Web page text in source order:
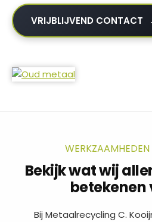
VRIJBLIJVEND CONTACT
Bekijk wat wij
betekenen
Bij Metaalrecycling C.